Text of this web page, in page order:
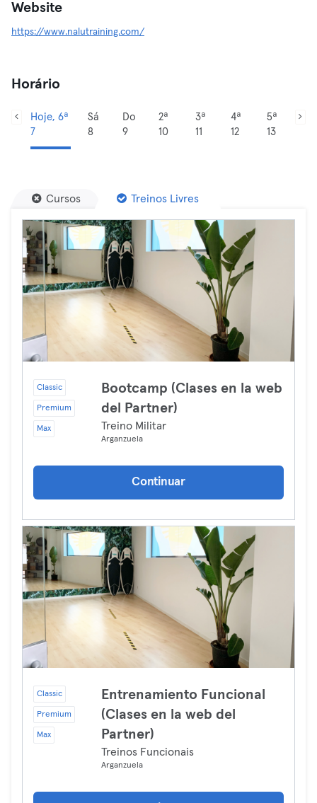
Website
https://www.nalutraining.com/
Horário
Hoje, 6ª
7
Sá
8
Do
9
2ª
10
3ª
11
4ª
12
5ª
13
Cursos Treinos Livres
Classic
Premium
Max
Bootcamp (Clases en la web
del Partner)
Treino Militar
Arganzuela
Continuar
Classic
Premium
Max
Entrenamiento Funcional
(Clases en la web del
Partner)
Treinos Funcionais
Arganzuela